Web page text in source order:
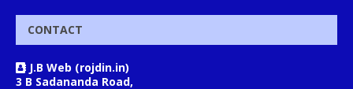
CONTACT
J.B Web (rojdin.in)
3 B Sadananda Road,